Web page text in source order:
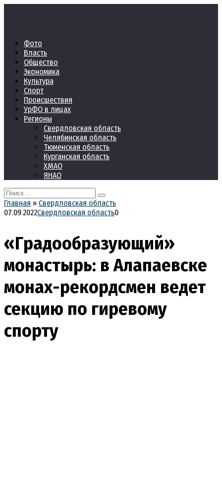
Фото
Власть
Общество
Экономика
Культура
Спорт
Происшествия
УрФО в лицах
Регионы
Свердловская область
Челябинская область
Тюменская область
Курганская область
ХМАО
ЯНАО
Search
for:
Главная » Свердловская область
07.09.2022Свердловская область0
«Градообразующий»
монастырь: в Алапаевске
монах-рекордсмен ведет
секцию по гиревому
спорту